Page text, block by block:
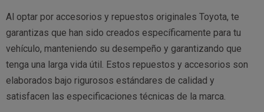
Al optar por accesorios y repuestos originales Toyota, te
garantizas que han sido creados específicamente para tu
vehículo, manteniendo su desempeño y garantizando que
tenga una larga vida útil. Estos repuestos y accesorios son
elaborados bajo rigurosos estándares de calidad y
satisfacen las especificaciones técnicas de la marca.